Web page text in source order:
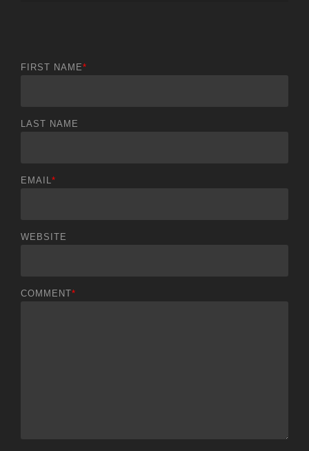
FIRST NAME*
LAST NAME
EMAIL*
WEBSITE
COMMENT*